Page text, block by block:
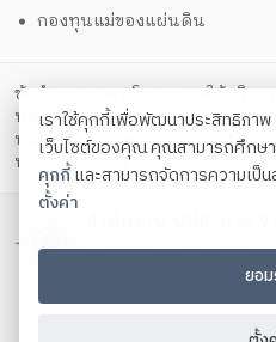
กองทุนแม่ของแผ่นดิน
ข้อกำหนดและนโยบายการให้บริการ
นโยบายการคุ้มครองข้อมูลส่วนบุค
นโยบายการรักษาความมั่นคงปลอด
นโยบายคุกกี้
ตั้งค่าคุกกี้
เลขที่ 434 ถนนไทรบุรี อำเ
โทรศัพท์ 074-312-088 ,
, 074-325-019 Contact
เราใช้คุกกี้เพื่อพัฒนาประสิทธิภา
เว็บไซต์ของคุณ คุณสามารถศึกษา
คุกกี้และสามารถจัดการความเป็
ตั้งค่า
ยอ